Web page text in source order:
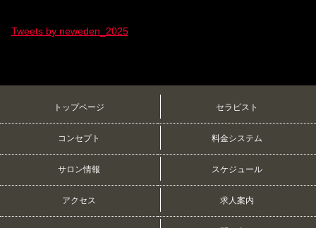
Tweets by neweden_2025
トップページ セラピスト
コンセプト 料金システム
サロン情報 スケジュール
アクセス 求人案内